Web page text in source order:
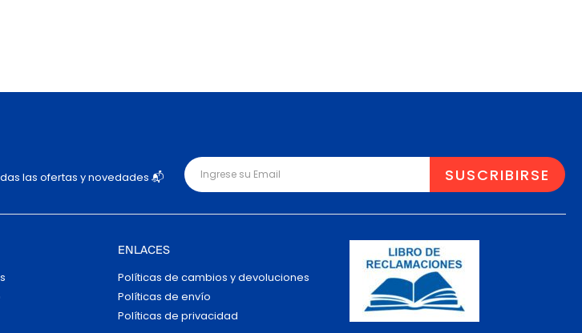
las ofertas y novedades 📬
ENLACES
Políticas de cambios y devoluciones
Políticas de envío
Políticas de privacidad